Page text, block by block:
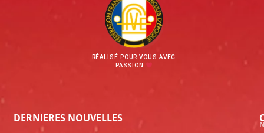
RÉALISÉ POUR VOUS AVEC
PASSION
DERNIERES NOUVELLES